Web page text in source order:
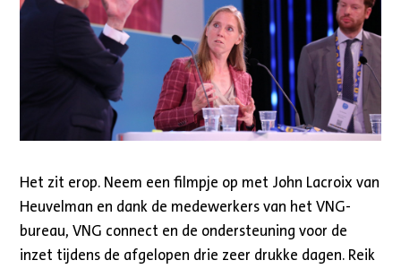
Het zit erop. Neem een filmpje op met John Lacroix van
Heuvelman en dank de medewerkers van het VNG-
bureau, VNG connect en de ondersteuning voor de
inzet tijdens de afgelopen drie zeer drukke dagen. Reik